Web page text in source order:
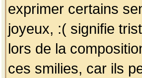
exprimer certains
joyeux, :( signifie
lors de la
ces smilies, car ils